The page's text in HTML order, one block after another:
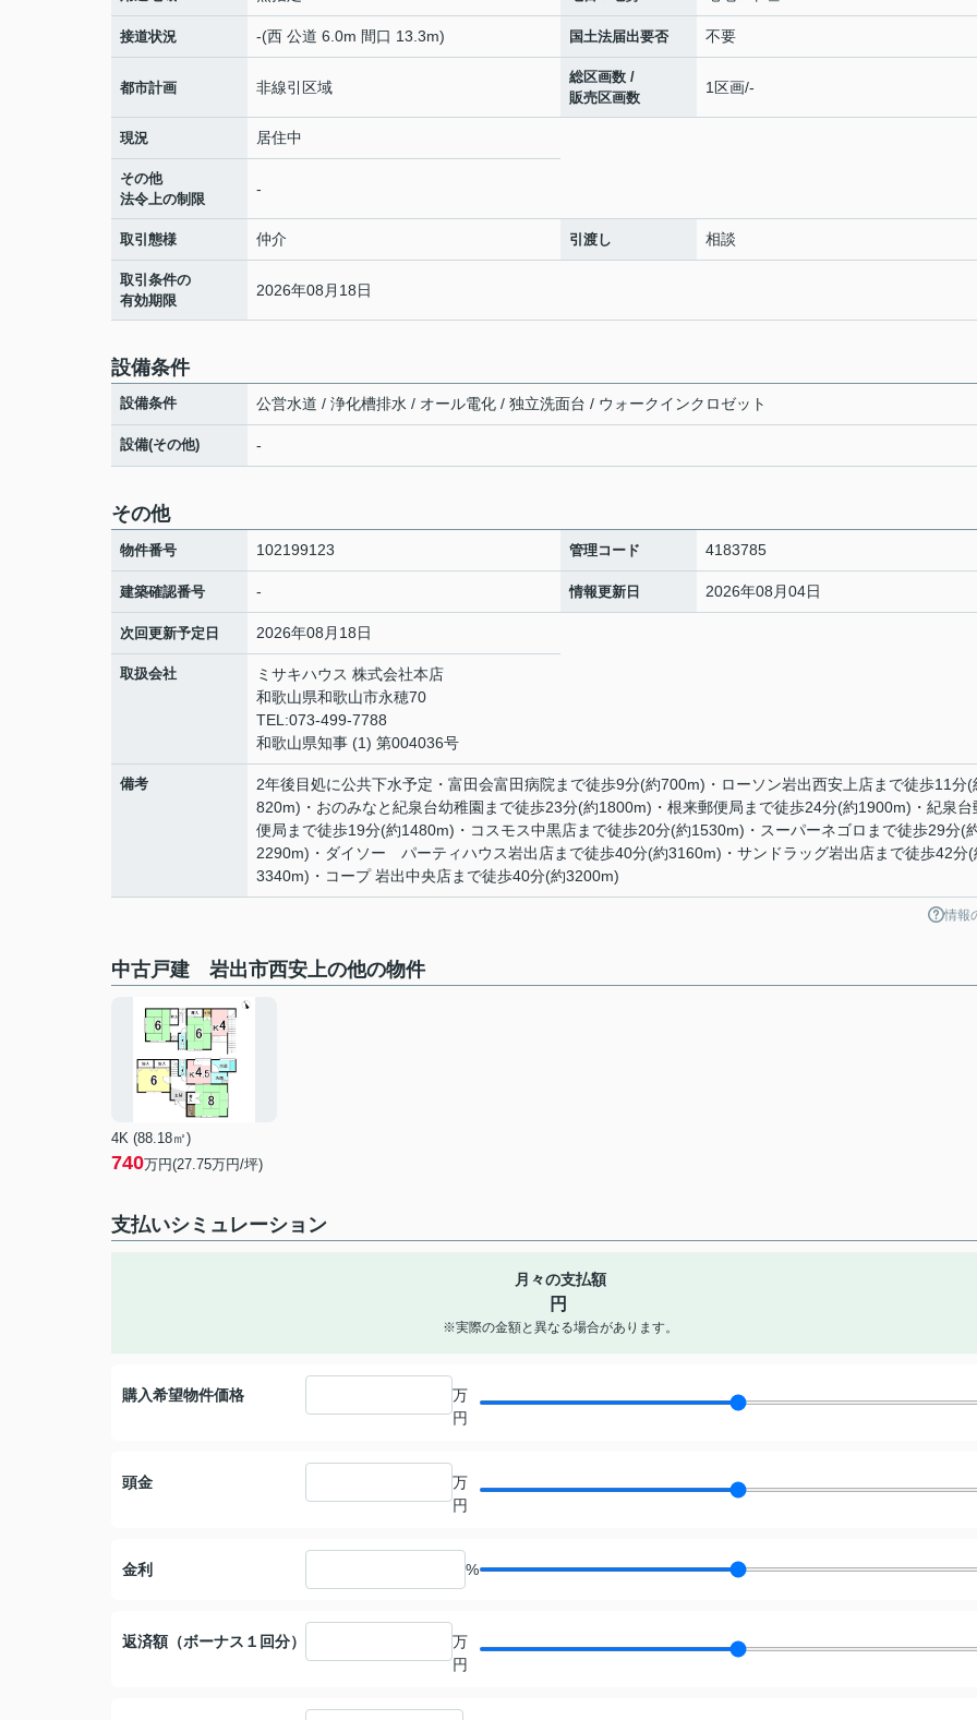
接道状況 -(西 公道 6.0m 間口 13.3m) 国土法届出要否 不要
都市計画 非線引区域
総区画数 /
販売区画数
1区画/-
現況 居住中
その他
法令上の制限
-
取引態様 仲介 引渡し 相談
取引条件の
有効期限
2026年08月18日
設備条件
設備条件 公営水道 / 浄化槽排水 / オール電化 / 独立洗面台 / ウォークインクロゼット
設備(その他) -
その他
物件番号 102199123 管理コード 4183785
建築確認番号 - 情報更新日 2026年08月04日
次回更新予定日 2026年08月18日
取扱会社
ミサキハウス 株式会社本店
和歌山県和歌山市永穂70
TEL:073-499-7788
和歌山県知事 (1) 第004036号
備考
2年後目処に公共下水予定・富田会富田病院まで徒歩9分(約700m)・ローソン岩出西安上店まで徒歩11分(
820m)・おのみなと紀泉台幼稚園まで徒歩23分(約1800m)・根来郵便局まで徒歩24分(約1900m)・紀泉台
便局まで徒歩19分(約1480m)・コスモス中黒店まで徒歩20分(約1530m)・スーパーネゴロまで徒歩29分(
2290m)・ダイソー パーティハウス岩出店まで徒歩40分(約3160m)・サンドラッグ岩出店まで徒歩42分(
3340m)・コープ 岩出中央店まで徒歩40分(約3200m)
情報
中古戸建 岩出市西安上の他の物件
4K (88.18㎡)
740万円(27.75万円/坪)
支払いシミュレーション
月々の支払額
円
※実際の金額と異なる場合があります。
購入希望物件価格
万
円
頭金
万
円
金利 %
返済額（ボーナス１回分）
万
円